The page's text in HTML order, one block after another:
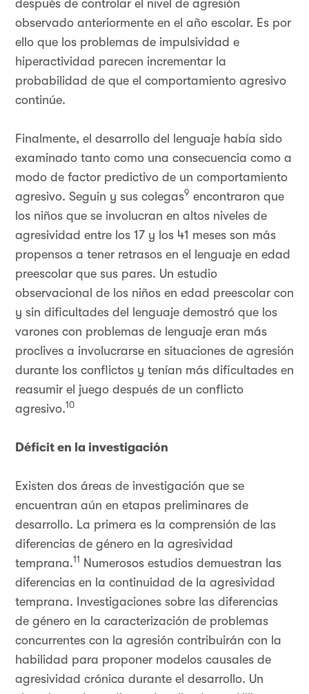
después de controlar el nivel de agresión
observado anteriormente en el año escolar. Es por
ello que los problemas de impulsividad e
hiperactividad parecen incrementar la
probabilidad de que el comportamiento agresivo
continúe.
Finalmente, el desarrollo del lenguaje había sido
examinado tanto como una consecuencia como a
modo de factor predictivo de un comportamiento
agresivo. Seguin y sus colegas9 encontraron que
los niños que se involucran en altos niveles de
agresividad entre los 17 y los 41 meses son más
propensos a tener retrasos en el lenguaje en edad
preescolar que sus pares. Un estudio
observacional de los niños en edad preescolar con
y sin dificultades del lenguaje demostró que los
varones con problemas de lenguaje eran más
proclives a involucrarse en situaciones de agresión
durante los conflictos y tenían más dificultades en
reasumir el juego después de un conflicto
agresivo.10
Déficit en la investigación
Existen dos áreas de investigación que se
encuentran aún en etapas preliminares de
desarrollo. La primera es la comprensión de las
diferencias de género en la agresividad
temprana.11
Numerosos estudios demuestran las
diferencias en la continuidad de la agresividad
temprana. Investigaciones sobre las diferencias
de género en la caracterización de problemas
concurrentes con la agresión contribuirán con la
habilidad para proponer modelos causales de
agresividad crónica durante el desarrollo. Un